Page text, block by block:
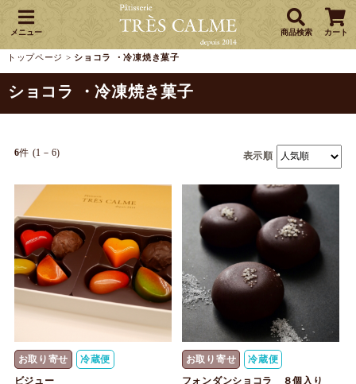
メニュー 商品検索 カート
トップページ > ショコラ ・冷凍焼き菓子
ショコラ ・冷凍焼き菓子
6件 (1－6) 表示順
お取り寄せ
冷蔵便
ビジュー
お取り寄せ
冷蔵便
フォンダンショコラ ８個入り